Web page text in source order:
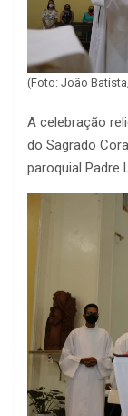
(Foto: João
A celebração
do Sagrado
paroquial Padre